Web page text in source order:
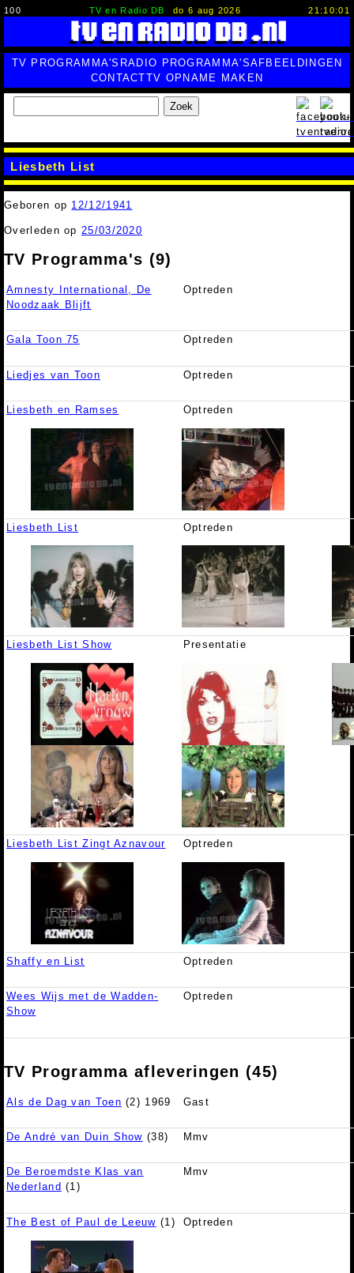
100 TV en Radio DB do 6 aug 2026 21:10:02
TV PROGRAMMA'S RADIO PROGRAMMA'SAFBEELDINGEN
CONTACTTV OPNAME MAKEN
Zoek
Liesbeth List
Geboren op 12/12/1941
Overleden op25/03/2020
TV Programma's (9)
Amnesty International, De
Noodzaak Blijft
Optreden
Gala Toon 75 Optreden
Liedjes van Toon Optreden
Liesbeth en Ramses Optreden
Liesbeth List Optreden
Liesbeth List Show Presentatie
Liesbeth List Zingt Aznavour Optreden
Shaffy en List Optreden
Wees Wijs met de Wadden-
Show
Optreden
TV Programma afleveringen (45)
Als de Dag van Toen (2) 1969 Gast
De André van Duin Show (38) Mmv
De Beroemdste Klas van
Nederland (1)
Mmv
The Best of Paul de Leeuw (1) Optreden